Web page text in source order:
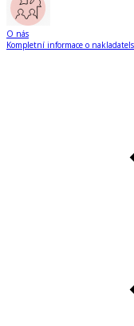
O nás
Kompletní informace o